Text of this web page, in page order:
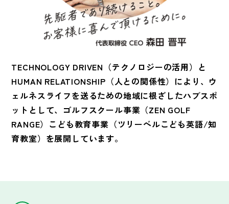
TECHNOLOGY DRIVEN（テクノロジーの活用）と
HUMAN RELATIONSHIP（人との関係性）により、 ウ
ェルネスライフを送るための地域に根ざしたハブスポ
ットとして、 ゴルフスクール事業（ZEN GOLF
RANGE） こども教育事業（ツリーベルこども英語/知
育教室）を展開しています。